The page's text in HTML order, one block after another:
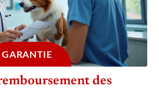
GARANTIE
des